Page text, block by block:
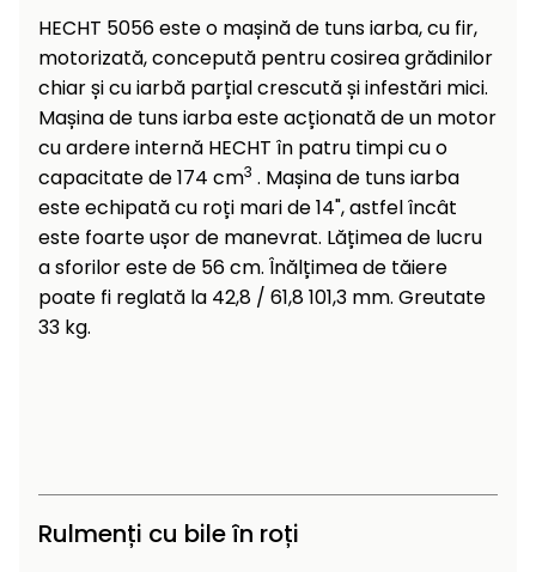
raclete
de
gheață
Unelte
de
mână
Accesorii
HECHT 5056 este o mașină de tuns iarba, cu fir,
motorizată, concepută pentru cosirea grădinilor
chiar și cu iarbă parțial crescută și infestări mici.
Mașina de tuns iarba este acționată de un motor
cu ardere internă HECHT în patru timpi cu o
capacitate de 174 cm3 . Mașina de tuns iarba
este echipată cu roți mari de 14", astfel încât
este foarte ușor de manevrat. Lățimea de lucru
a sforilor este de 56 cm. Înălțimea de tăiere
poate fi reglată la 42,8 / 61,8 101,3 mm. Greutate
33 kg.
Rulmenți cu bile în roți